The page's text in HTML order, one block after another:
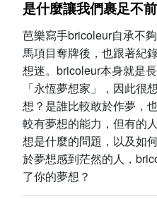
是什麼讓我們裹足不
芭樂寫手bricoleur自承不
馬項目奪牌後，也跟著紀
想迷。bricoleur本身就是
「永恆夢想家」，因此很
想？是誰比較敢於作夢，
較有夢想的能力，但有的
想是什麼的問題，以及如
於夢想感到茫然的人，
了你的夢想？